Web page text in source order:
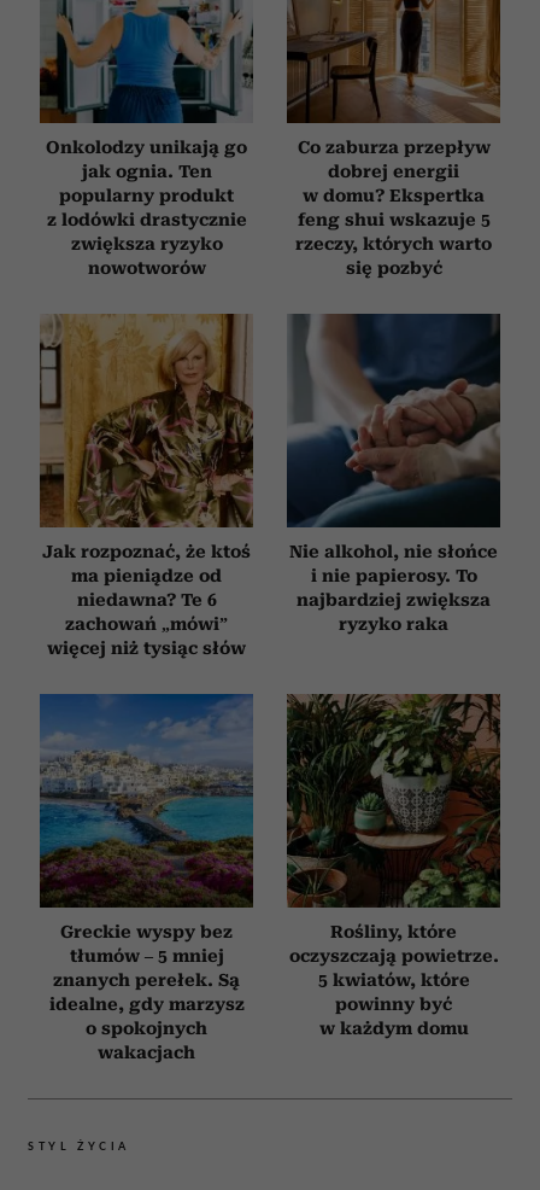
Onkolodzy unikają go
jak ognia. Ten
popularny produkt
z lodówki drastycznie
zwiększa ryzyko
nowotworów
Co zaburza przepływ
dobrej energii
w domu? Ekspertka
feng shui wskazuje 5
rzeczy, których warto
się pozbyć
Jak rozpoznać, że ktoś
ma pieniądze od
niedawna? Te 6
zachowań „mówi”
więcej niż tysiąc słów
Nie alkohol, nie słońce
i nie papierosy. To
najbardziej zwiększa
ryzyko raka
Greckie wyspy bez
tłumów – 5 mniej
znanych perełek. Są
idealne, gdy marzysz
o spokojnych
wakacjach
Rośliny, które
oczyszczają powietrze.
5 kwiatów, które
powinny być
w każdym domu
STYL ŻYCIA